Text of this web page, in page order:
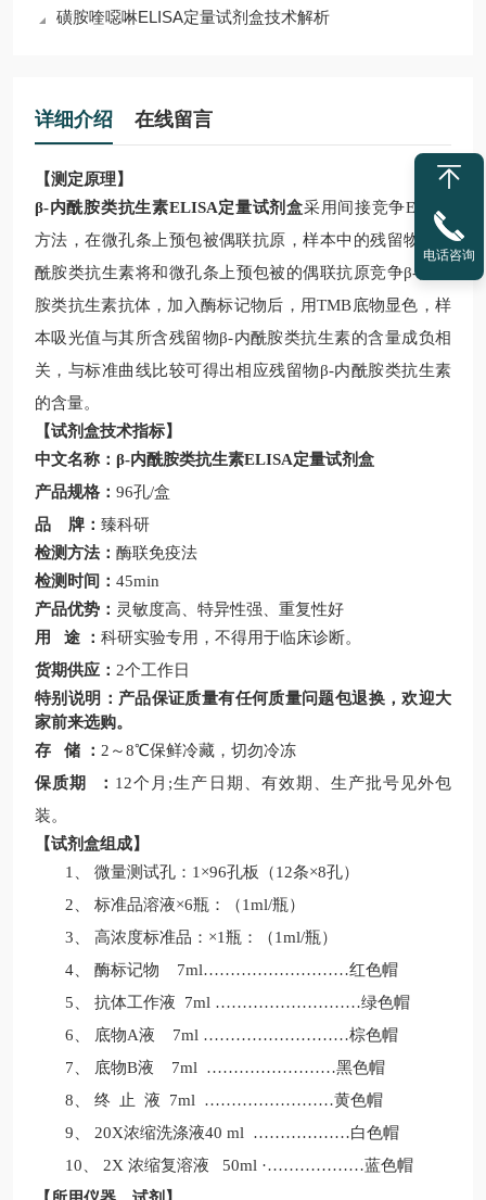
磺胺喹噁啉ELISA定量试剂盒技术解析
详细介绍 在线留言
【测定原理】
β-内酰胺类抗生素ELISA定量试剂盒采用间接竞争ELISA
方法，在微孔条上预包被偶联抗原，样本中的残留物
内
酰胺类抗生素将和微孔条上预包被的偶联抗原竞争β-
胺类抗生素抗体，加入酶标记物后，用TMB底物显色，样
本吸光值与其所含残留物β-内酰胺类抗生素的含量成负相
关，与标准曲线比较可得出相应残留物β-内酰胺类抗生素
的含量。
【试剂盒技术指标】
中文名称： β-内酰胺类抗生素ELISA定量试剂盒
产品规格： 96孔/盒
品
牌： 臻科研
检测方法： 酶联免疫法
检测时间： 45min
产品优势： 灵敏度高、特异性强、重复性好
用
途 ： 科研实验专用，不得用于临床诊断。
货期供应： 2个工作日
特别说明：产品保证质量有任何质量问题包退换，欢迎大
家前来选购。
存
储 ： 2 ～8℃保鲜冷藏， 切勿冷冻
保质期
： 12个月 ;生产日期、有效期、生产批号见外包
装。
【试剂盒组成】
1、 微量测试孔： 1 ×96孔板（12条×8孔）
2、 标准品溶液×6瓶：（1ml/瓶）
3、 高浓度标准品： ×1瓶：（1ml/瓶）
4、 酶标记物 7ml………………………红色帽
5、 抗体工作液 7ml ………………………绿色帽
6、
底物A液 7ml ………………………棕色帽
7、
底物B液 7ml ……………………黑色帽
8、 终 止 液 7ml ……………………黄色帽
9、 20X浓缩洗涤液40 ml ………………白色帽
10、 2X 浓缩复溶液 50ml ·………………蓝色帽
电话咨询